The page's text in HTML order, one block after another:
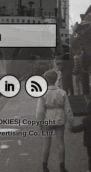
| Copyright ©
Co. Ltd.